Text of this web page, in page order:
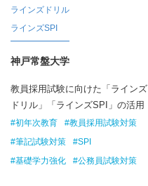
ラインズドリル
ラインズSPI
神戸常盤大学
教員採用試験に向けた「ラインズ
ドリル」「ラインズSPI」の活用
#初年次教育
#教員採用試験対策
#筆記試験対策
#SPI
#基礎学力強化
#公務員試験対策